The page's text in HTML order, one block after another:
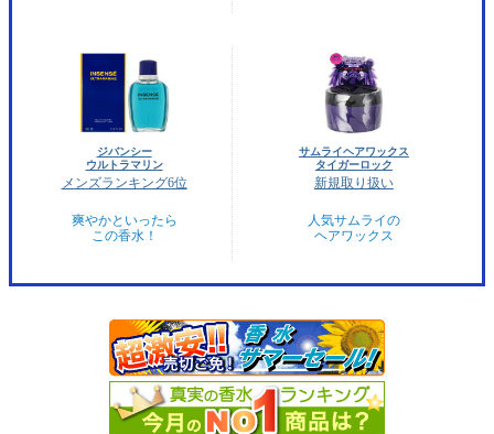
ジバンシー
ウルトラマリン
メンズランキング6位
爽やかといったら
この香水！
サムライヘアワックス
タイガーロック
新規取り扱い
人気サムライの
ヘアワックス